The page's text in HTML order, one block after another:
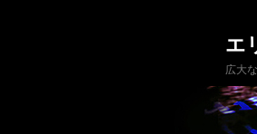
エ
広大